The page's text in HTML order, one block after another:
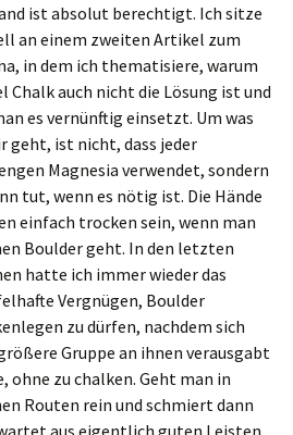
ist absolut berechtigt. Ich sitze
an einem zweiten Artikel zum
in dem ich thematisiere, warum
Chalk auch nicht die Lösung ist und
es vernünftig einsetzt. Um was
geht, ist nicht, dass jeder
Magnesia verwendet, sondern
tut, wenn es nötig ist. Die Hände
einfach trocken sein, wenn man
Boulder geht. In den letzten
hatte ich immer wieder das
Vergnügen, Boulder
zu dürfen, nachdem sich
Gruppe an ihnen verausgabt
ohne zu chalken. Geht man in
Routen rein und schmiert dann